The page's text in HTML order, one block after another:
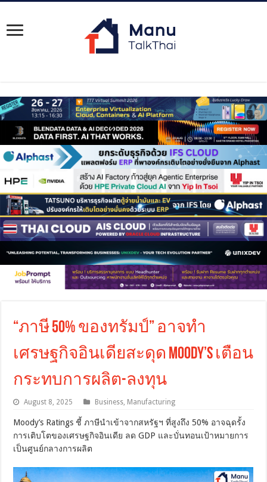
“ภาษี 50% ของทรัมป์” อาจทำ
เศรษฐกิจอินเดียสะดุด Moody’s เตือน
กระทบการผลิต-ลงทุน
August 8, 2025 Business Manufacturing
Moody’s Ratings ชี้ ภาษีนำเข้าจากสหรัฐฯ ที่สูงถึง 50% อาจฉุดรั้ง
การเติบโตของเศรษฐกิจอินเดีย ลด GDP และบั่นทอนเป้าหมายการ
เป็นศูนย์กลางการผลิต